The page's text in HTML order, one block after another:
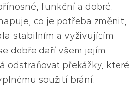
funkční a dobré.
co je potřeba změnit,
stabilním a vyživujícím
dobře daří všem jejím
odstraňovat překážky, které
soužití brání.